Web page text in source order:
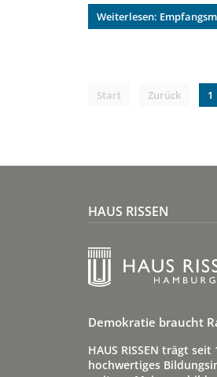
Weiterlesen:
Start Zurück 1
HAUS RISSEN
Demokratie braucht
HAUS RISSEN trägt
hoch­wertiges